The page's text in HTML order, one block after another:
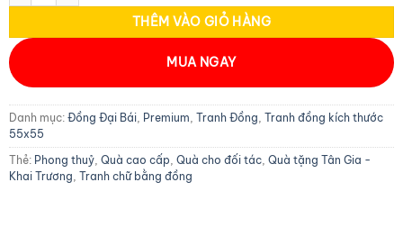
THÊM VÀO GIỎ HÀNG
MUA NGAY
Danh mục: Đồng Đại Bái, Premium, Tranh Đồng, Tranh đồng kích thước
55x55
Thẻ: Phong thuỷ, Quà cao cấp, Quà cho đối tác, Quà tặng Tân Gia -
Khai Trương, Tranh chữ bằng đồng